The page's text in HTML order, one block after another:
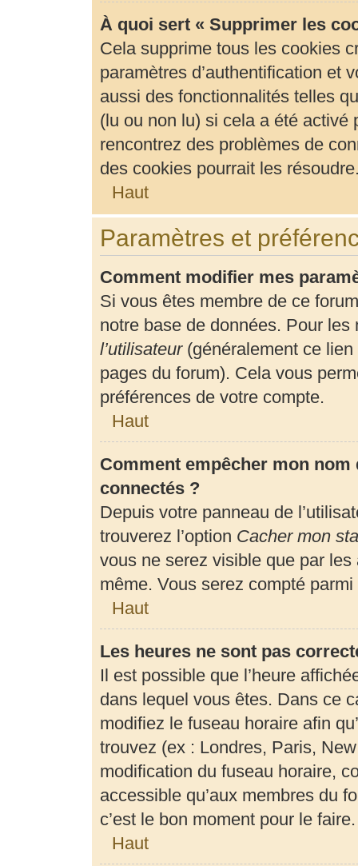
À quoi sert « Supprimer les
Cela supprime tous les cookies
paramètres d’authentification et
aussi des fonctionnalités telles
(lu ou non lu) si cela a été activé
rencontrez des problèmes de
des cookies pourrait les
Haut
Paramètres et
Comment modifier mes
Si vous êtes membre de ce
notre base de données. Pour
l’utilisateur(généralement ce lien
pages du forum). Cela vous
préférences de votre compte.
Haut
Comment empêcher mon
connectés ?
Depuis votre panneau de
trouverez l’option Cacher mon
vous ne serez visible que par
même. Vous serez compté
Haut
Les heures ne sont pas
Il est possible que l’heure
dans lequel vous êtes. Dans ce
modifiez le fuseau horaire afin
trouvez (ex : Londres, Paris,
modification du fuseau horaire,
accessible qu’aux membres du
c’est le bon moment pour le faire.
Haut